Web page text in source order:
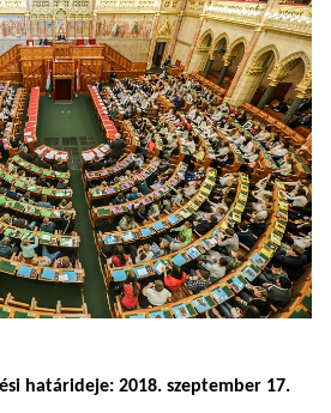
határideje: 2018. szeptember 17.